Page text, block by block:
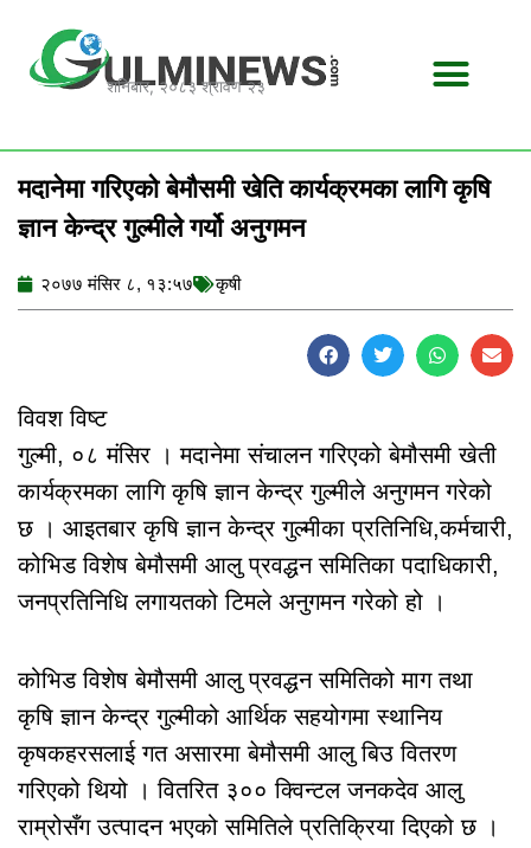
content
शनिबार, २०८३ श्रावण २३
मदानेमा गरिएको बेमौसमी खेति कार्यक्रमका लागि कृषि
ज्ञान केन्द्र गुल्मीले गर्यो अनुगमन
२०७७ मंसिर ८, १३:५७ कृषी
विवश विष्ट
गुल्मी, ०८ मंसिर । मदानेमा संचालन गरिएको बेमौसमी खेती
कार्यक्रमका लागि कृषि ज्ञान केन्द्र गुल्मीले अनुगमन गरेको
छ । आइतबार कृषि ज्ञान केन्द्र गुल्मीका प्रतिनिधि,कर्मचारी,
कोभिड विशेष बेमौसमी आलु प्रवद्धन समितिका पदाधिकारी,
जनप्रतिनिधि लगायतको टिमले अनुगमन गरेको हो ।
कोभिड विशेष बेमौसमी आलु प्रवद्धन समितिको माग तथा
कृषि ज्ञान केन्द्र गुल्मीको आर्थिक सहयोगमा स्थानिय
कृषकहरसलाई गत असारमा बेमौसमी आलु बिउ वितरण
गरिएको थियो । वितरित ३०० क्विन्टल जनकदेव आलु
राम्रोसँग उत्पादन भएको समितिले प्रतिक्रिया दिएको छ ।